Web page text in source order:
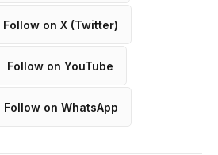
Follow on X (Twitter)
Follow on YouTube
Follow on WhatsApp